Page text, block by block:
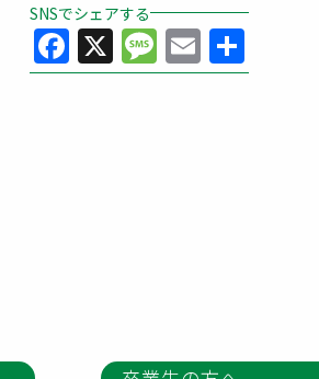
SNSでシェアする
Facebook
X Message
Email
有